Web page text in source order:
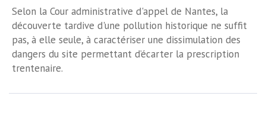
Selon la Cour administrative d'appel de Nantes, la
découverte tardive d'une pollution historique ne suffit
pas, à elle seule, à caractériser une dissimulation des
dangers du site permettant d’écarter la prescription
trentenaire.